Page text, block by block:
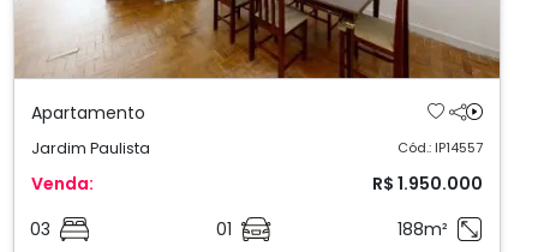
Apartamento
Jardim Paulista Cód.: IP14557
Venda:
R$ 1.950.000
03
01 188m²